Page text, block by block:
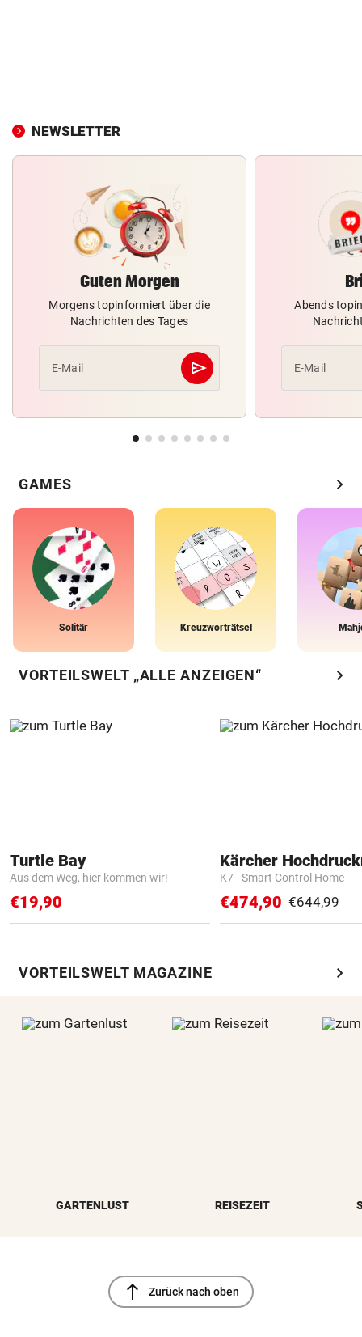
NEWSLETTER
Guten Morgen
Morgens topinformiert über die
Nachrichten des Tages
E-Mail send
Abschicken
Abends
E-Mail
GAMES chevron_right
Solitär Kreuzworträtsel
VORTEILSWELT „ALLE ANZEIGEN“ chevron_right
Turtle Bay
Aus dem Weg, hier kommen wir!
€19,90
Kärcher
K7 - Smart Control Home
€474,90 €644,99
VORTEILSWELT MAGAZINE chevron_right
GARTENLUST REISEZEIT
north Zurück nach oben